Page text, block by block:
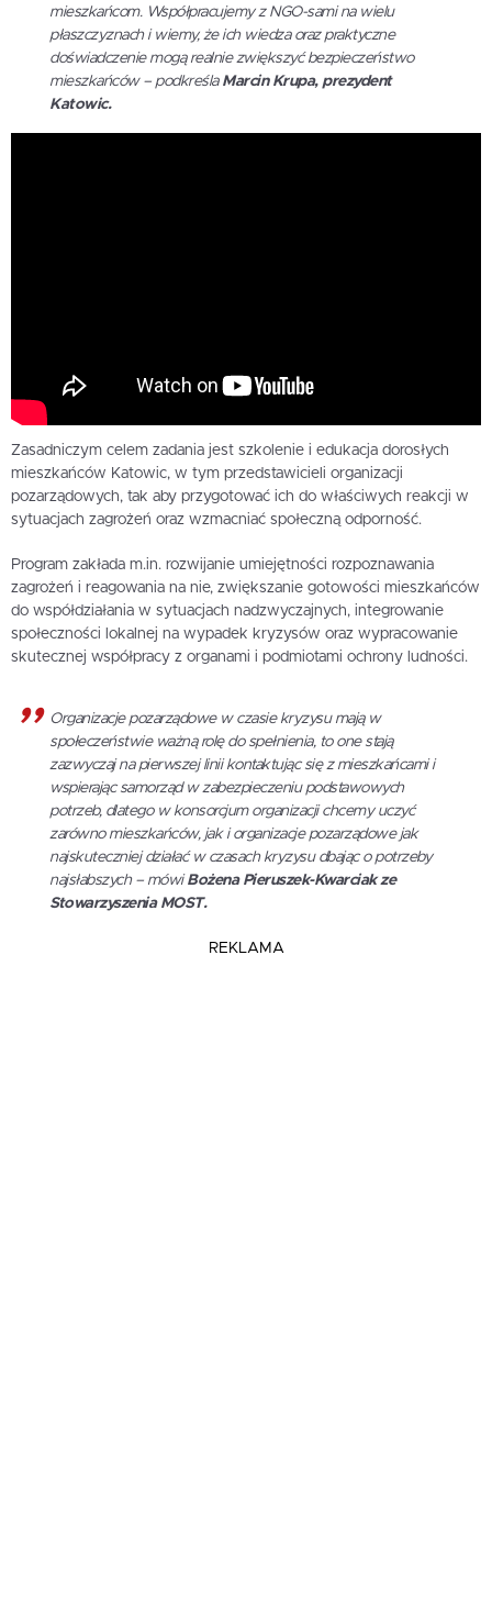
mieszkańcom. Współpracujemy z NGO-sami na wielu
płaszczyznach i wiemy, że ich wiedza oraz praktyczne
doświadczenie mogą realnie zwiększyć bezpieczeństwo
mieszkańców – podkreśla Marcin Krupa, prezydent
Katowic.
Zasadniczym celem zadania jest szkolenie i edukacja dorosłych
mieszkańców Katowic, w tym przedstawicieli organizacji
pozarządowych, tak aby przygotować ich do właściwych reakcji w
sytuacjach zagrożeń oraz wzmacniać społeczną odporność.
Program zakłada m.in. rozwijanie umiejętności rozpoznawania
zagrożeń i reagowania na nie, zwiększanie gotowości mieszkańców
do współdziałania w sytuacjach nadzwyczajnych, integrowanie
społeczności lokalnej na wypadek kryzysów oraz wypracowanie
skutecznej współpracy z organami i podmiotami ochrony ludności.
Organizacje pozarządowe w czasie kryzysu mają w
społeczeństwie ważną rolę do spełnienia, to one stają
zazwyczaj na pierwszej linii kontaktując się z mieszkańcami i
wspierając samorząd w zabezpieczeniu podstawowych
potrzeb, dlatego w konsorcjum organizacji chcemy uczyć
zarówno mieszkańców, jak i organizacje pozarządowe jak
najskuteczniej działać w czasach kryzysu dbając o potrzeby
najsłabszych – mówi Bożena Pieruszek-Kwarciak ze
Stowarzyszenia MOST.
REKLAMA